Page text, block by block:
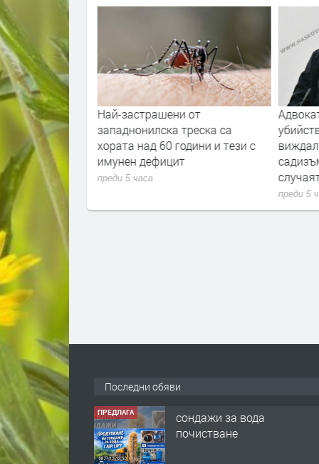
сезон за
в България
Най-застрашени от
западнонилска треска са
хората над 60 години и тези с
имунен дефицит
преди 5 часа
преди 5
Последни обяви
ПРЕДЛАГА
сондажи за вода
почистване